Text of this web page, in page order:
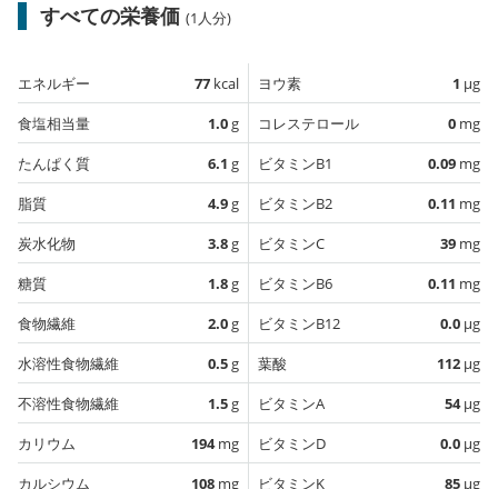
すべての栄養価 (1人分)
エネルギー 77 kcal
食塩相当量
1.0g
たんぱく質
6.1 g
脂質
4.9g
炭水化物
3.8g
糖質
1.8g
食物繊維
2.0g
水溶性食物繊維
0.5g
不溶性食物繊維
1.5g
カリウム
194mg
カルシウム
108 mg
ヨウ素 1 µg
コレステロール
0 mg
ビタミンB1
0.09 mg
ビタミンB2
0.11 mg
ビタミンC
39 mg
ビタミンB6
0.11 mg
ビタミンB12
0.0 µg
葉酸
112 µg
ビタミンA
54µg
ビタミンD
0.0 µg
ビタミンK
85 µg